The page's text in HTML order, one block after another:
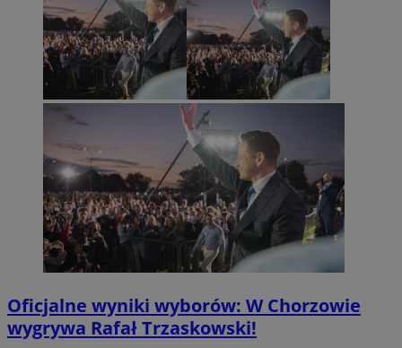
Oficjalne wyniki wyborów: W Chorzowie
wygrywa Rafał Trzaskowski!